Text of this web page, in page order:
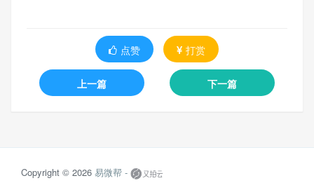
点赞 打赏
上一篇 下一篇
Copyright © 2026 易微帮 -